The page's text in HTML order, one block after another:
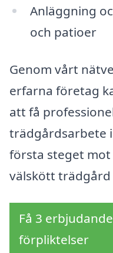
Anläggning
och patioer
Genom vårt
erfarna företag
att få
trädgårdsarbete
första steget
välskött trädgård
Få 3
förpliktelser